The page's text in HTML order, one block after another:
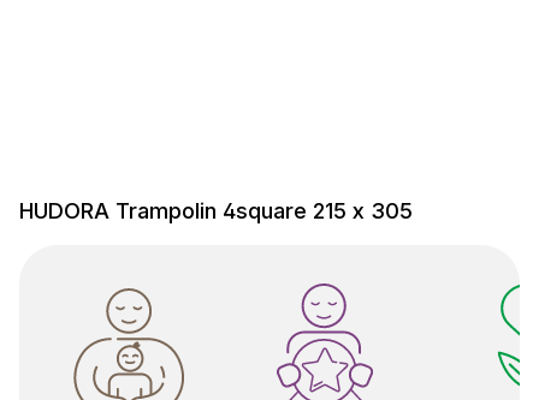
HUDORA Trampolin 4square 215 x 305